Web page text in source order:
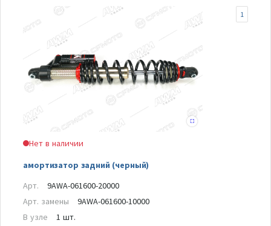
Нет в наличии
амортизатор задний (черный)
1
Арт.
9AWA-061600-20000
Арт. замены
9AWA-061600-10000
В узле
1 шт.